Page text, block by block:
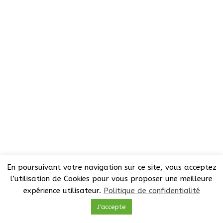
En poursuivant votre navigation sur ce site, vous acceptez
l’utilisation de Cookies pour vous proposer une meilleure
expérience utilisateur. Politique de confidentialité
J'accepte